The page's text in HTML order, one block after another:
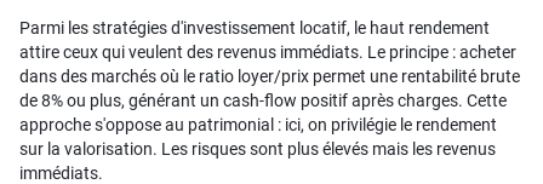
Parmi les stratégies d'investissement locatif, le haut rendement
attire ceux qui veulent des revenus immédiats. Le principe : acheter
dans des marchés où le ratio loyer/prix permet une rentabilité brute
de 8% ou plus, générant un cash-flow positif après charges. Cette
approche s'oppose au patrimonial : ici, on privilégie le rendement
sur la valorisation. Les risques sont plus élevés mais les revenus
immédiats.